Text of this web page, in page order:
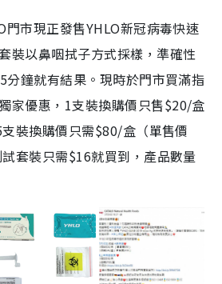
門市現正發售YHLO新冠病毒快速
裝以鼻咽拭子方式採樣，準確性
分鐘就有結果。現時於門市買滿指
家優惠，1支裝換購價只售$20/盒
支裝換購價只需$80/盒（單售價
套裝只需$16就買到，產品數量